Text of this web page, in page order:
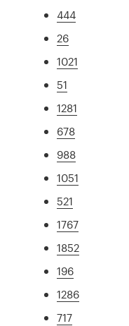
444
26
1021
51
1281
678
988
1051
521
1767
1852
196
1286
717